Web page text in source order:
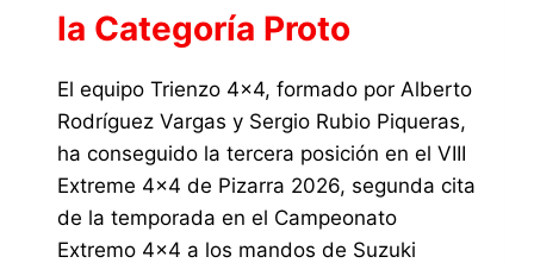
la Categoría Proto
El equipo Trienzo 4×4, formado por Alberto
Rodríguez Vargas y Sergio Rubio Piqueras,
ha conseguido la tercera posición en el VIII
Extreme 4×4 de Pizarra 2026, segunda cita
de la temporada en el Campeonato
Extremo 4×4 a los mandos de Suzuki